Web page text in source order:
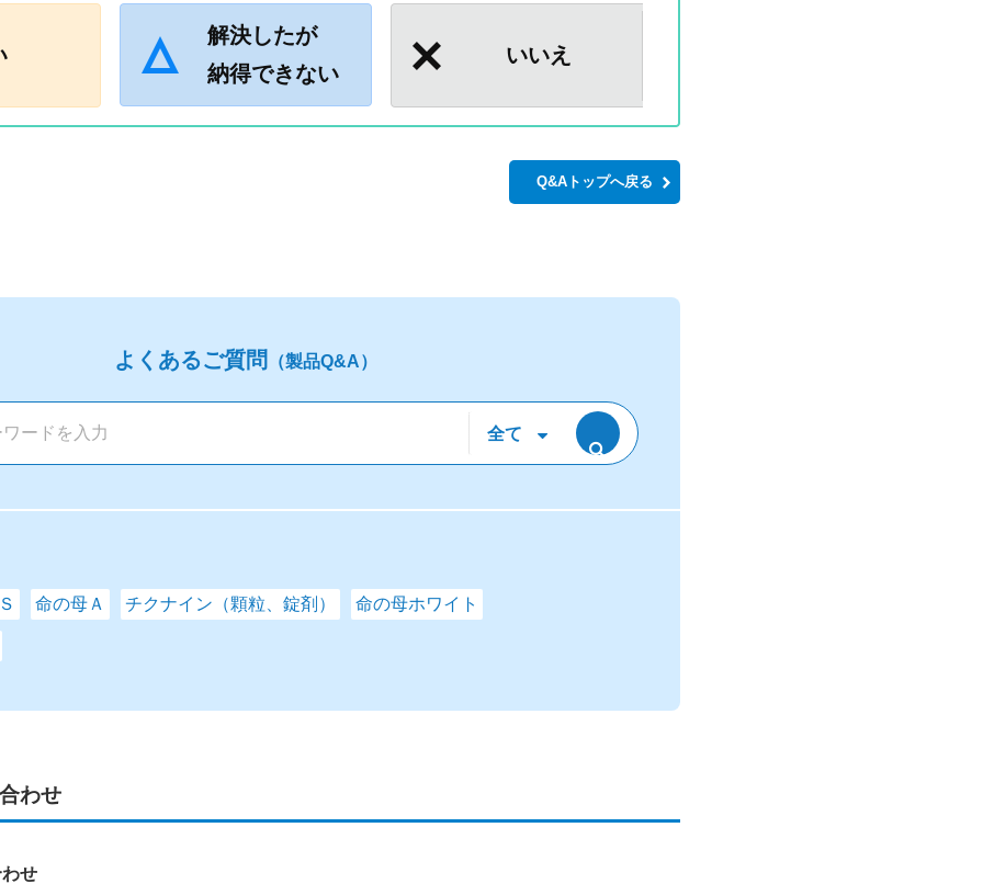
解決したが
納得できない
いいえ
Q&Aトップへ戻る
よくあるご質問 （製品Q&A）
命の母Ａ チクナイン（顆粒、錠剤） 命の母ホワイト
わせ
せ